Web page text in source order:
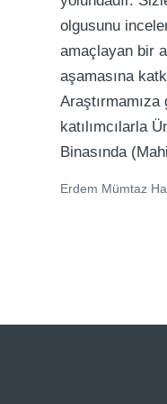
olgusunu
amaçlayan bir
aşamasına
katılımcılarla
Binasında
Erdem Mümtaz